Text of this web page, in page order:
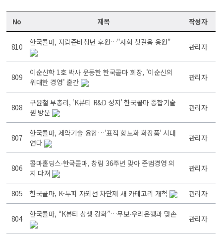
No 제목 작성자
810 한국콜마, 자립준비청년 후원…"사회 첫걸음 응원" 관리자
809
이순신학 1호 박사 윤동한 한국콜마 회장, '이순신의
위대한 경영' 출간
관리자
808
구윤철 부총리, ‘K뷰티 R&D 성지’ 한국콜마 종합기술
원 방문
관리자
807
한국콜마, 제약기술 융합…’표적 항노화 화장품’ 시대
연다
관리자
806
콜마홀딩스∙한국콜마, 창립 36주년 맞아 준법경영 의
지 다져
관리자
805 한국콜마, K-두피 자외선 차단제 새 카테고리 개척 관리자
804 한국콜마, “K뷰티 상생 강화”…무보∙우리은행과 맞손 관리자